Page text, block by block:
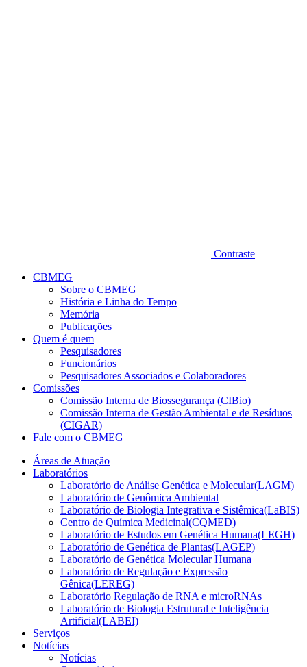
Contraste
CBMEG
Sobre o CBMEG
História e Linha do Tempo
Memória
Publicações
Quem é quem
Pesquisadores
Funcionários
Pesquisadores Associados e Colaboradores
Comissões
Comissão Interna de Biossegurança (CIBio)
Comissão Interna de Gestão Ambiental e de Resíduos
(CIGAR)
Fale com o CBMEG
Áreas de Atuação
Laboratórios
Laboratório de Análise Genética e Molecular(LAGM)
Laboratório de Genômica Ambiental
Laboratório de Biologia Integrativa e Sistêmica(LaBIS)
Centro de Química Medicinal(CQMED)
Laboratório de Estudos em Genética Humana(LEGH)
Laboratório de Genética de Plantas(LAGEP)
Laboratório de Genética Molecular Humana
Laboratório de Regulação e Expressão
Gênica(LEREG)
Laboratório Regulação de RNA e microRNAs
Laboratório de Biologia Estrutural e Inteligência
Artificial(LABEI)
Serviços
Notícias
Notícias